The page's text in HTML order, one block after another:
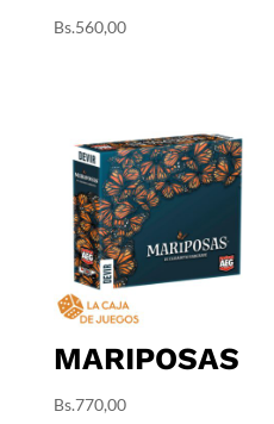
Bs.560,00
MARIPOSAS
Bs.770,00